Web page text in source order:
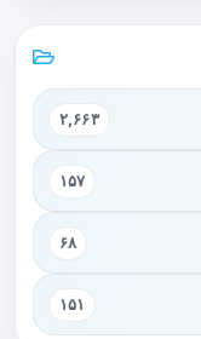
۲,۶۶۳
۱۵۷
۶۸
۱۵۱